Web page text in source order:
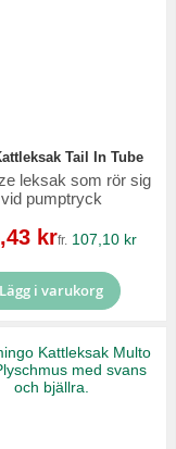
Tail In Tube
leksak som rör sig
vid pumptryck
krfr. 107,10 kr
Lägg i varukorg